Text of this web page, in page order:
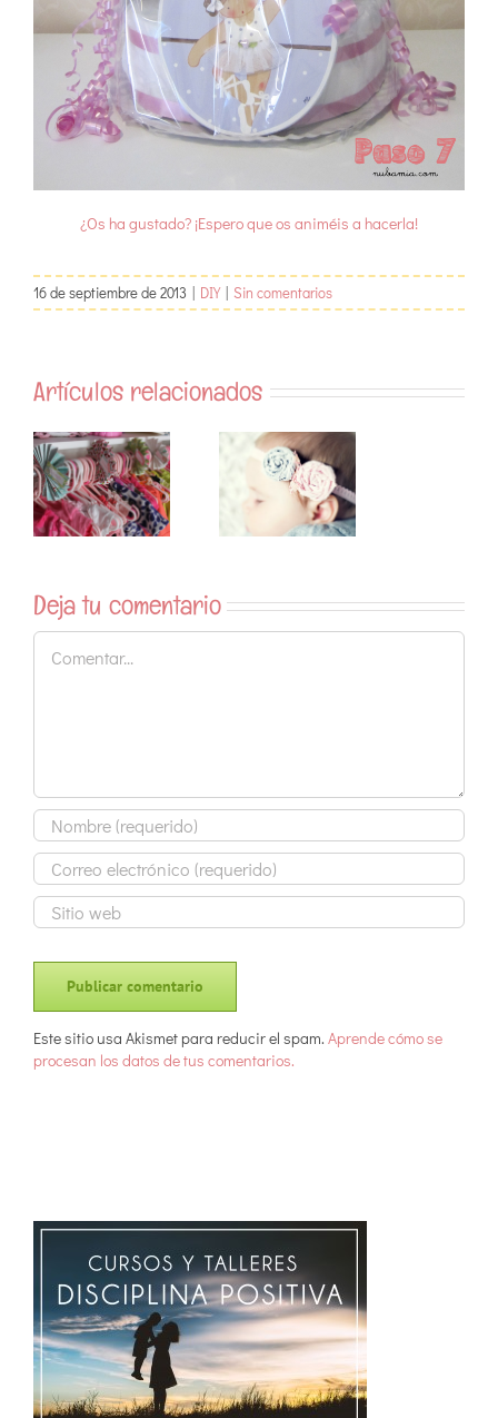
¿Os ha gustado? ¡Espero que os animéis a hacerla!
16 de septiembre de 2013 | DIY | Sin comentarios
Artículos relacionados
Deja tu comentario
Comentar
Este sitio usa Akismet para reducir el spam. Aprende cómo se
procesan los datos de tus comentarios.